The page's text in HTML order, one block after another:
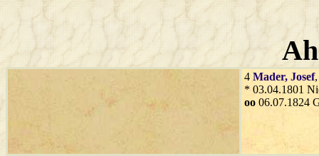
4 Mader, Josef
* 03.04.1801
oo 06.07.1824